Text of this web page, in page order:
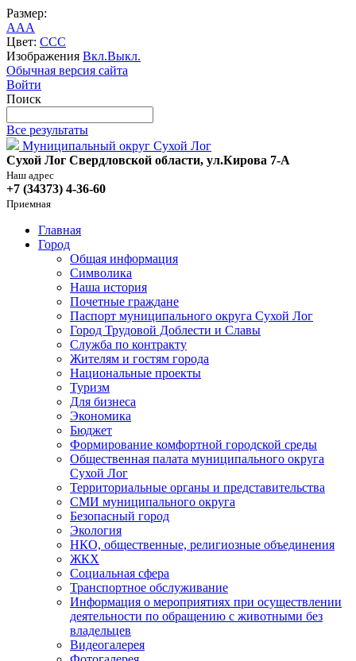
Размер:
AAA
Цвет: CCC
Изображения Вкл.Выкл.
Обычная версия сайта
Войти
Поиск
Все результаты
Муниципальный округ Сухой Лог
Сухой Лог Свердловской области, ул.Кирова 7-А
Наш адрес
+7 (34373) 4-36-60
Приемная
Главная
Город
Общая информация
Символика
Наша история
Почетные граждане
Паспорт муниципального округа Сухой Лог
Город Трудовой Доблести и Славы
Служба по контракту
Жителям и гостям города
Национальные проекты
Туризм
Для бизнеса
Экономика
Бюджет
Формирование комфортной городской среды
Общественная палата муниципального округа
Сухой Лог
Территориальные органы и представительства
СМИ муниципального округа
Безопасный город
Экология
НКО, общественные, религиозные объединения
ЖКХ
Социальная сфера
Транспортное обслуживание
Информация о мероприятиях при осуществлении
деятельности по обращению с животными без
владельцев
Видеогалерея